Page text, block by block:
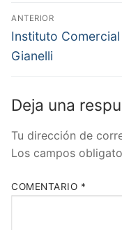
Navegación
de
entradas
ANTERIOR
Entrada
anterior:
Instituto Comercial
Gianelli
Deja una
Tu dirección de
Los campos
COMENTARIO *